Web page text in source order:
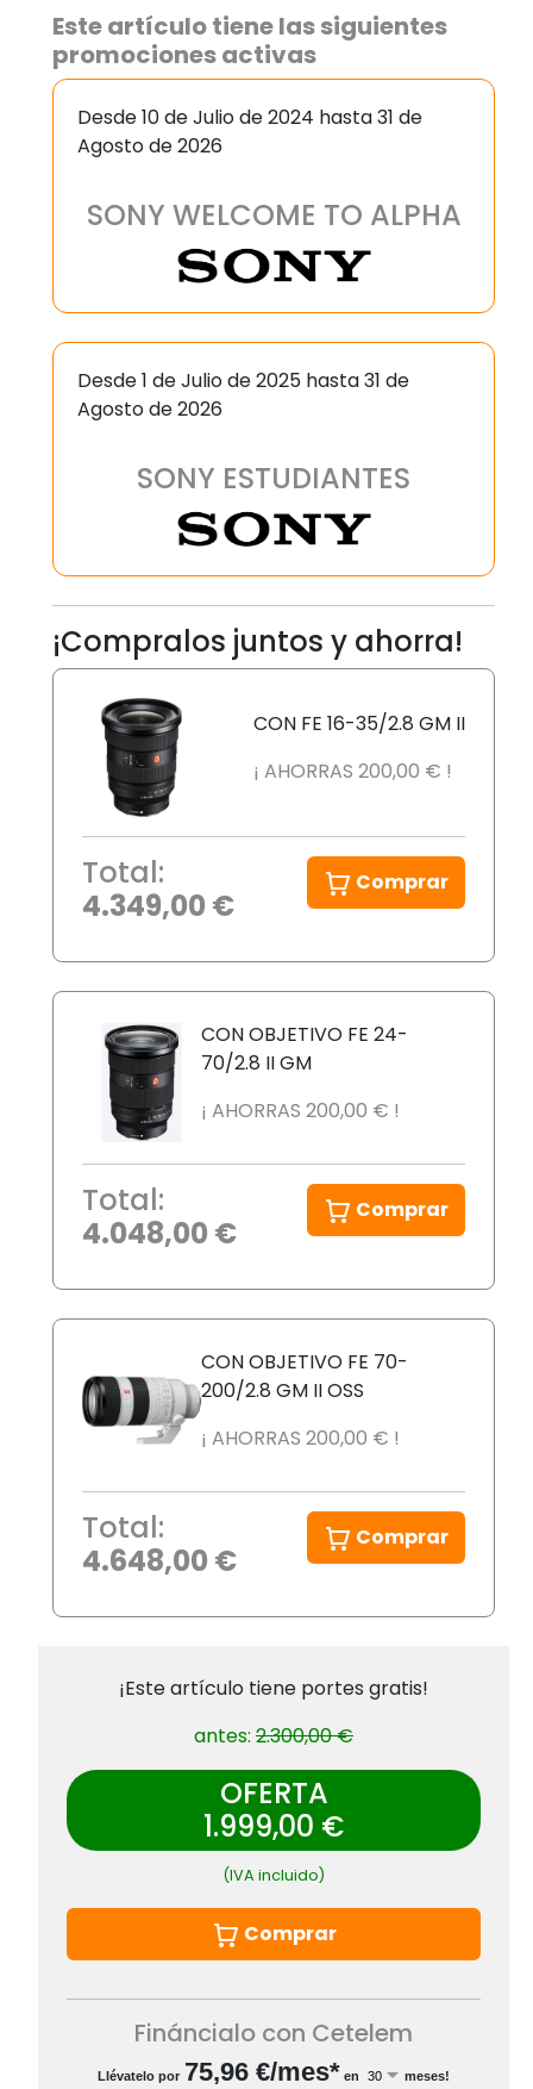
Este artículo tiene las siguientes
promociones activas
Desde 10 de Julio de 2024 hasta 31 de
Agosto de 2026
SONY WELCOME TO ALPHA
Desde 1 de Julio de 2025 hasta 31 de
Agosto de 2026
SONY ESTUDIANTES
¡Compralos juntos y ahorra!
CON FE 16-35/2.8 GM II
¡ AHORRAS 200,00 € !
Total:
4.349,00 €
Comprar
CON OBJETIVO FE 24-
70/2.8 II GM
¡ AHORRAS 200,00 € !
Total:
4.048,00 €
Comprar
CON OBJETIVO FE 70-
200/2.8 GM II OSS
¡ AHORRAS 200,00 € !
Total:
4.648,00 €
Comprar
¡Este artículo tiene portes gratis!
antes: 2.300,00 €
OFERTA
1.999,00 €
(IVA incluido)
Comprar
Fináncialo con Cetelem
Llévatelo por 75,96 €/mes* en meses!